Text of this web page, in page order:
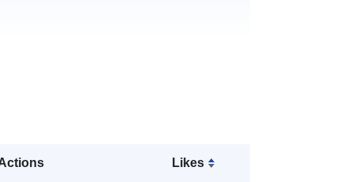
Likes
4280-b68a-1113895864f8